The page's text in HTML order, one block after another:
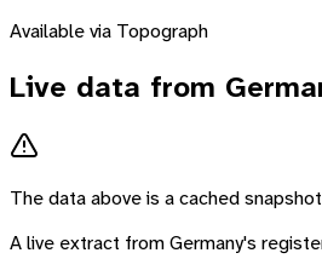
Available via Topograph
Live data from
The data above is a cached snapshot
A live extract fromGermany's